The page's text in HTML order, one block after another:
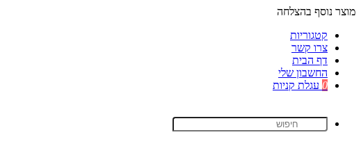
מוצר נוסף בהצלחה
קטגוריות
צרו קשר
דף הבית
החשבון שלי
0 עגלת קניות